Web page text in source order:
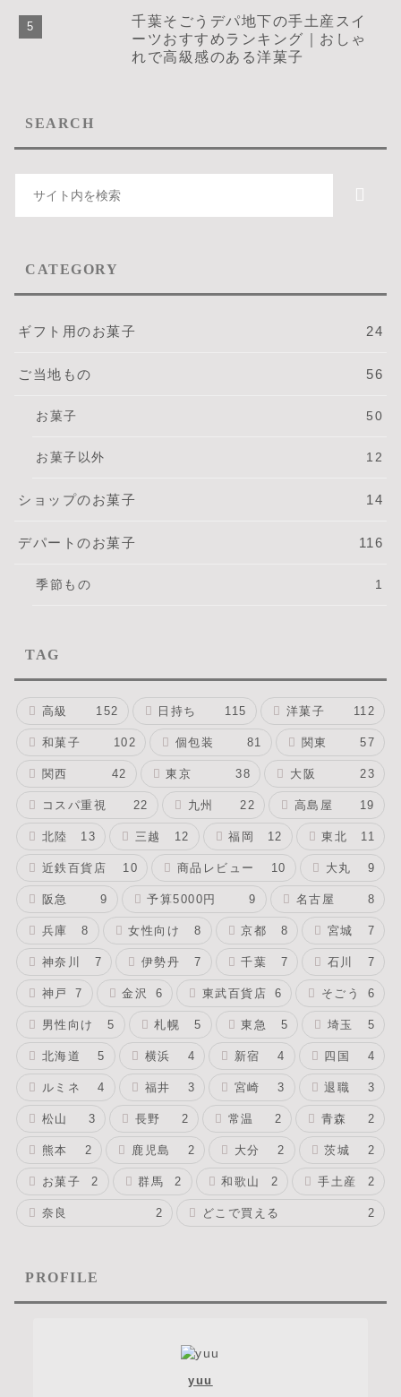
千葉そごうデパ地下の手土産スイ
ーツおすすめランキング｜おしゃ
れで高級感のある洋菓子
SEARCH
CATEGORY
ギフト用のお菓子 24
ご当地もの 56
お菓子 50
お菓子以外 12
ショップのお菓子 14
デパートのお菓子 116
季節もの 1
TAG
高級 152 日持ち 115 洋菓子 112
和菓子 102 個包装 81 関東 57
関西 42 東京 38 大阪 23
コスパ重視 22 九州 22 高島屋 19
北陸 13 三越 12 福岡 12 東北 11
近鉄百貨店 10 商品レビュー 10 大丸 9
阪急 9 予算5000円 9 名古屋 8
兵庫 8 女性向け 8 京都 8 宮城 7
神奈川 7 伊勢丹 7 千葉 7 石川 7
神戸 7 金沢 6 東武百貨店 6 そごう 6
男性向け 5 札幌 5 東急 5 埼玉 5
北海道 5 横浜 4 新宿 4 四国 4
ルミネ 4 福井 3 宮崎 3 退職 3
松山 3 長野 2 常温 2 青森 2
熊本 2 鹿児島 2 大分 2 茨城 2
お菓子 2 群馬 2 和歌山 2 手土産 2
奈良 2 どこで買える 2
PROFILE
yuu